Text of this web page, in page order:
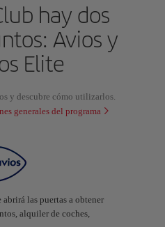
hay dos
Avios y
Elite
y descubre cómo utilizarlos.
generales del programa
abrirá las puertas a obtener
alquiler de coches,